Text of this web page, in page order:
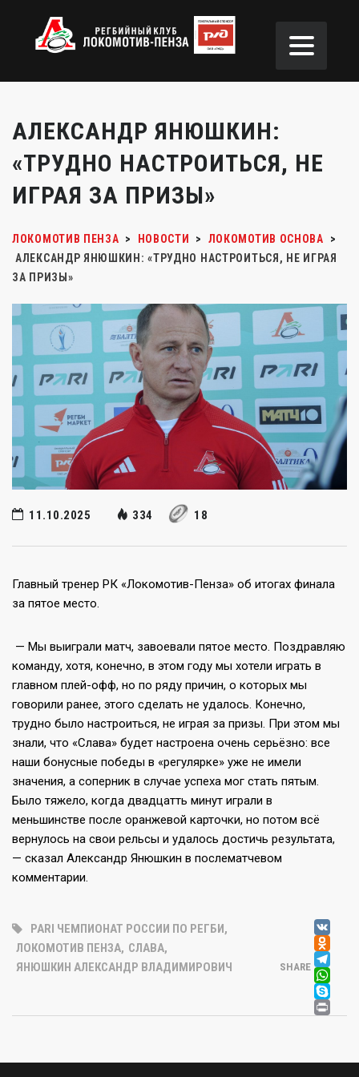
АЛЕКСАНДР ЯНЮШКИН:
«ТРУДНО НАСТРОИТЬСЯ, НЕ
ИГРАЯ ЗА ПРИЗЫ»
ЛОКОМОТИВ ПЕНЗА > НОВОСТИ > ЛОКОМОТИВ ОСНОВА
>
АЛЕКСАНДР ЯНЮШКИН: «ТРУДНО НАСТРОИТЬСЯ, НЕ ИГРАЯ
ЗА ПРИЗЫ»
11.10.2025 334 18
Главный тренер РК «Локомотив-Пенза» об итогах финала
за пятое место.
— Мы выиграли матч, завоевали пятое место. Поздравляю
команду, хотя, конечно, в этом году мы хотели играть в
главном плей-офф, но по ряду причин, о которых мы
говорили ранее, этого сделать не удалось. Конечно,
трудно было настроиться, не играя за призы. При этом мы
знали, что «Слава» будет настроена очень серьёзно: все
наши бонусные победы в «регулярке» уже не имели
значения, а соперник в случае успеха мог стать пятым.
Было тяжело, когда двадцатть минут играли в
меньшинстве после оранжевой карточки, но потом всё
вернулось на свои рельсы и удалось достичь результата,
— сказал Александр Янюшкин в послематчевом
комментарии.
PARI ЧЕМПИОНАТ РОССИИ ПО РЕГБИ,
ЛОКОМОТИВ ПЕНЗА, СЛАВА,
ЯНЮШКИН АЛЕКСАНДР ВЛАДИМИРОВИЧ
SHARE